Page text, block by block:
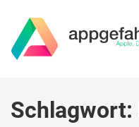
Schlagwort: